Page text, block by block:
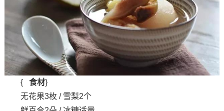
{ 食材}
无花果3枚 / 雪梨2个